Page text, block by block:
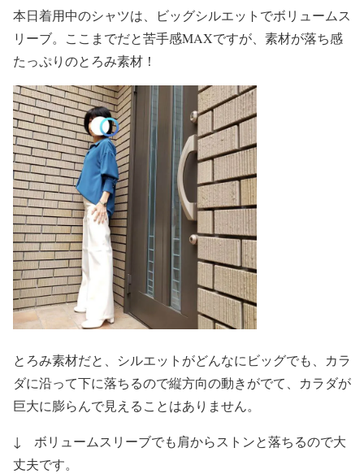
本日着用中のシャツは、ビッグシルエットでボリュームス
リーブ。ここまでだと苦手感MAXですが、素材が落ち感
たっぷりのとろみ素材！
とろみ素材だと、シルエットがどんなにビッグでも、カラ
ダに沿って下に落ちるので縦方向の動きがでて、カラダが
巨大に膨らんで見えることはありません。
↓ ボリュームスリーブでも肩からストンと落ちるので大
丈夫です。